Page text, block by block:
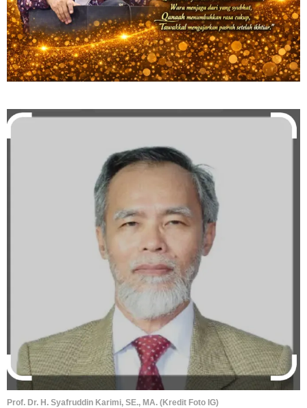
Prof. Dr. H. Syafruddin Karimi, SE., MA. (Kredit Foto IG)